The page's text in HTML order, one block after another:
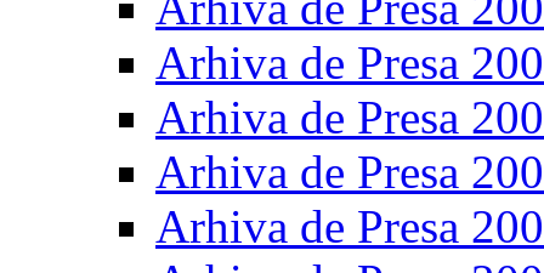
Arhiva de Presa
Arhiva de Presa
Arhiva de Presa
Arhiva de Presa